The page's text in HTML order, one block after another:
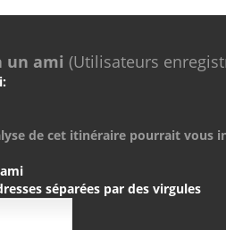
un ami (Utilisateurs
de cet itinéraire pourrait vous
séparées par des virgules